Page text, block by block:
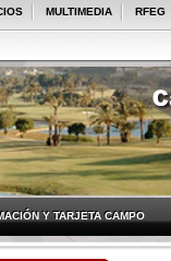
MULTIMEDIA RFEG
Y TARJETA CAMPO